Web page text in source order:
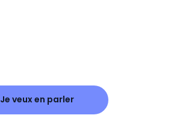
Je veux en parler